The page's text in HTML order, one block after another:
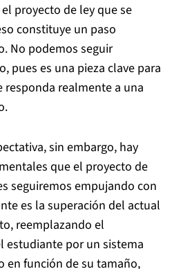
el proyecto de ley que se
constituye un paso
No podemos seguir
pues es una pieza clave para
realmente a una
sin embargo, hay
que el proyecto de
seguiremos empujando con
es la superación del actual
reemplazando el
estudiante por un sistema
en función de su tamaño,